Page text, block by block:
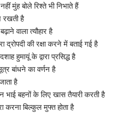
मुंह बोले रिश्ते भी निभाते हैं
रखती है
वाला त्यौहार है
द्रोपदी की रक्षा करने में बताई गई है
हुमायूं के द्वारा प्रसिद्ध है
बांधने का वर्णन है
है
भाई बहनों के लिए खास तैयारी करती है
करना बिल्कुल मुफ्त होता है